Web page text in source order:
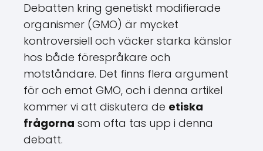
Debatten kring genetiskt modifierade
organismer (GMO) är mycket
kontroversiell och väcker starka känslor
hos både förespråkare och
motståndare. Det finns flera argument
för och emot GMO, och i denna artikel
kommer vi att diskutera de etiska
frågorna som ofta tas upp i denna
debatt.